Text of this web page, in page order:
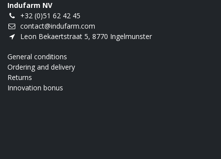
Indufarm NV
+32 (0)51 62 42 45
contact@indufarm.com
Leon Bekaertstraat 5, 8770 Ingelmunster
General conditions
Ordering and delivery
Returns
Innovation bonus